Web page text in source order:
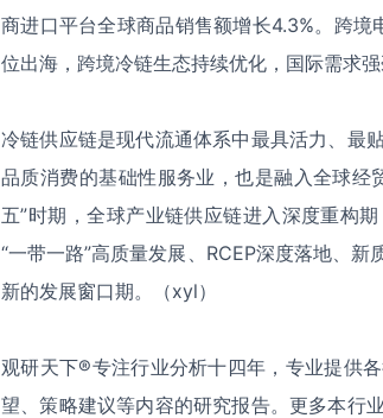
商进口平台全球商品销售额增长4.3%。跨境
位出海，跨境冷链生态持续优化，国际需求强
冷链供应链是现代流通体系中最具活力、最
品质消费的基础性服务业，也是融入全球经
五”时期，全球产业链供应链进入深度重构
“一带一路”高质量发展、RCEP深度落地、
新的发展窗口期。（xyl）
观研天下®专注行业分析十四年，专业提供
望、策略建议等内容的研究报告。更多本行